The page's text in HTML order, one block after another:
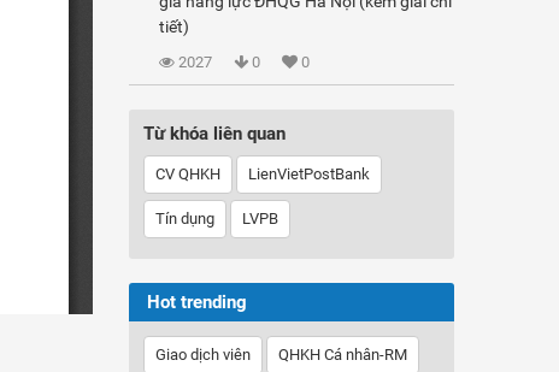
tiết)
2027 0 0
Từ khóa liên quan
CV QHKH LienVietPostBank
Tín dụng LVPB
Hot trending
Giao dịch viên QHKH Cá nhân-RM